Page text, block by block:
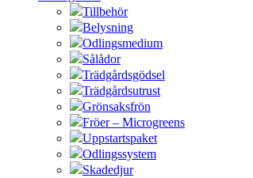
Tillbehör
Belysning
Odlingsmedium
Sålådor
Trädgårdsgödsel
Trädgårdsutrust
Grönsaksfrön
Fröer – Microgreens
Uppstartspaket
Odlingssystem
Skadedjur